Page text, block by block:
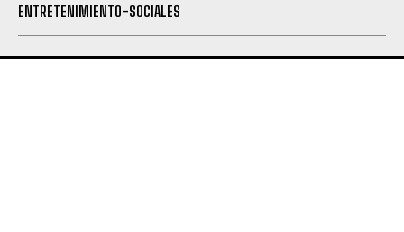
ENTRETENIMIENTO-SOCIALES